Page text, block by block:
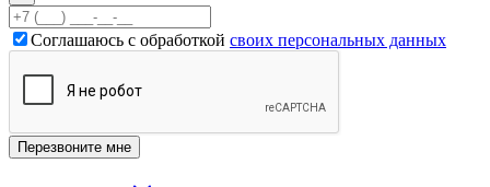
Соглашаюсь с обработкой своих персональных данных